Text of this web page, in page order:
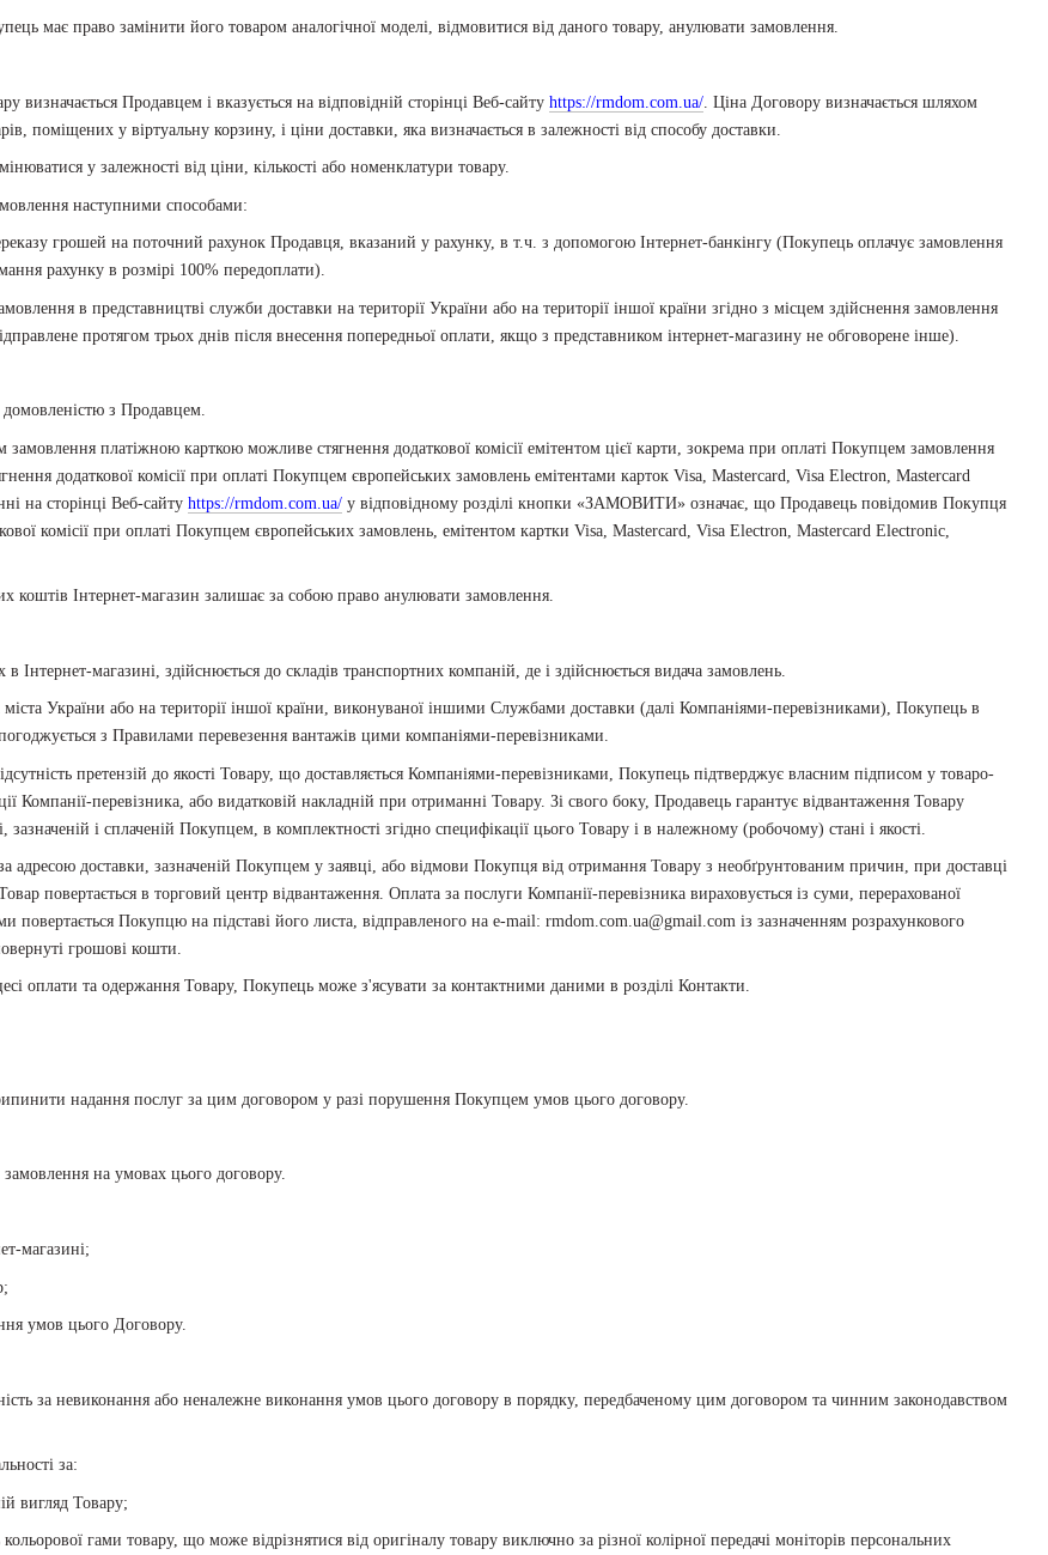
має право замінити його товаром аналогічної моделі, відмовитися від даного товару, анулювати замовлення.
визначається Продавцем і вказується на відповідній сторінці Веб-сайту https://rmdom.com.ua/ . Ціна Договору визначається шляхом
поміщених у віртуальну корзину, і ціни доставки, яка визначається в залежності від способу доставки.
у залежності від ціни, кількості або номенклатури товару.
наступними способами:
грошей на поточний рахунок Продавця, вказаний у рахунку, в т.ч. з допомогою Інтернет-банкінгу (Покупець оплачує замовлення
рахунку в розмірі 100% передоплати).
в представництві служби доставки на території України або на території іншої країни згідно з місцем здійснення замовлення
протягом трьох днів після внесення попередньої оплати, якщо з представником інтернет-магазину не обговорене інше).
з Продавцем.
платіжною карткою можливе стягнення додаткової комісії емітентом цієї карти, зокрема при оплаті Покупцем замовлення
додаткової комісії при оплаті Покупцем європейських замовлень емітентами карток Visa, Mastercard, Visa Electron, Mastercard
на сторінці Веб-сайту https://rmdom.com.ua/ у відповідному розділі кнопки «ЗАМОВИТИ» означає, що Продавець повідомив Покупця
комісії при оплаті Покупцем європейських замовлень, емітентом картки Visa, Mastercard, Visa Electron, Mastercard Electronic,
коштів Інтернет-магазин залишає за собою право анулювати замовлення.
Інтернет-магазині, здійснюється до складів транспортних компаній, де і здійснюється видача замовлень.
України або на території іншої країни, виконуваної іншими Службами доставки (далі Компаніями-перевізниками), Покупець в
з Правилами перевезення вантажів цими компаніями-перевізниками.
претензій до якості Товару, що доставляється Компаніями-перевізниками, Покупець підтверджує власним підписом у товаро-
Компанії-перевізника, або видатковій накладній при отриманні Товару. Зі свого боку, Продавець гарантує відвантаження Товару
зазначеній і сплаченій Покупцем, в комплектності згідно специфікації цього Товару і в належному (робочому) стані і якості.
адресою доставки, зазначеній Покупцем у заявці, або відмови Покупця від отримання Товару з необґрунтованим причин, при доставці
повертається в торговий центр відвантаження. Оплата за послуги Компанії-перевізника вираховується із суми, перерахованої
Покупцю на підставі його листа, відправленого на e-mail: rmdom.com.ua@gmail.com із зазначенням розрахункового
грошові кошти.
оплати та одержання Товару, Покупець може з'ясувати за контактними даними в розділі Контакти.
надання послуг за цим договором у разі порушення Покупцем умов цього договору.
на умовах цього договору.
магазині;
умов цього Договору.
за невиконання або неналежне виконання умов цього договору в порядку, передбаченому цим договором та чинним законодавством
за:
вигляд Товару;
кольорової гами товару, що може відрізнятися від оригіналу товару виключно за різної колірної передачі моніторів персональних